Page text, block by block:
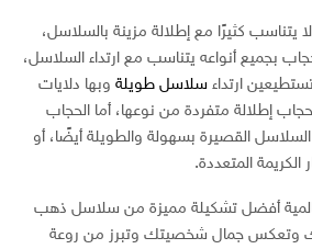
يتناسب كثيرًا مع إطلالة مزينة بالسلاسل،
بجميع أنواعه يتناسب مع ارتداء السلاسل،
ارتداء سلاسل طويلةوبها دلايات
إطلالة متفردة من نوعها، أما الحجاب
السلاسل القصيرة بسهولة والطويلة أيضًا، أو
الكريمة المتعددة.
أفضل تشكيلة مميزة من سلاسل ذهب
وتعكس جمال شخصيتك وتبرز من روعة